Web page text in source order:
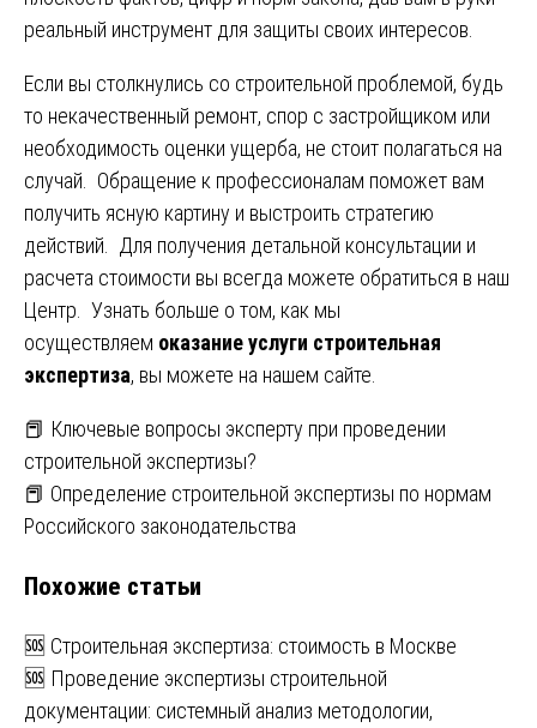
реальный инструмент для защиты своих интересов.
Если вы столкнулись со строительной проблемой, будь
то некачественный ремонт, спор с застройщиком или
необходимость оценки ущерба, не стоит полагаться на
случай. Обращение к профессионалам поможет вам
получить ясную картину и выстроить стратегию
действий. Для получения детальной консультации и
расчета стоимости вы всегда можете обратиться в наш
Центр. Узнать больше о том, как мы
осуществляем оказание услуги строительная
экспертиза, вы можете на нашем сайте.
Навигация
по
записям
📕 Ключевые вопросы эксперту при проведении
строительной экспертизы?
📕 Определение строительной экспертизы по нормам
Российского законодательства
Похожие статьи
🆘 Строительная экспертиза: стоимость в Москве
🆘 Проведение экспертизы строительной
документации: системный анализ методологии,